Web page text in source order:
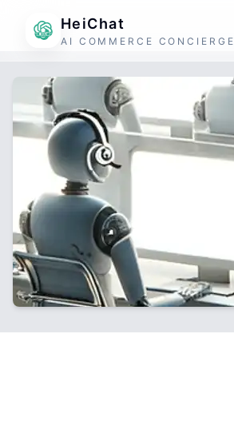
HeiChat
AI COMMERCE CONCIERGE